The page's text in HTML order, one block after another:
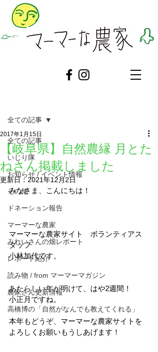
全ての記事
いじり隊
お知らせ / イベント情報
その他
ドネーション報告
マーマーな農家
みれいさんの畑レポート
レポート紹介
読み物 / from マーマーマガジン
農家さん更新情報
高橋博の「自然がなんでも教えてくれる」
全ての記事
【岐阜県】自然農縁 月とた
ねさん掲載しました
2017年1月15日
更新日：2021年12月2日
みなさま、こんにちは！
マーマーな農家サイト　ボランティアス
タッフ
小林加代です。
あたらしい年が明けて、はや2週間！
小正月ですね。
本年もどうぞ、マーマーな農家サイトを
よろしくお願いもうしあげます！